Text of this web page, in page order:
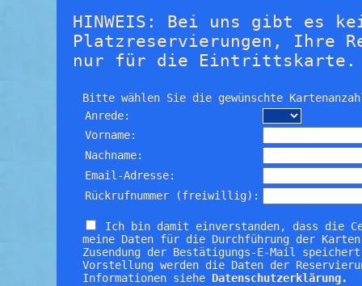
HINWEIS: Bei uns gibt es
Platzreservierungen, Ihre
nur für die Eintrittskarte.
Bitte wählen Sie die gewünschte
Anrede:
Vorname:
Nachname:
Email-Adresse:
Rückrufnummer (freiwillig):
Ich bin damit einverstanden, dass die
meine Daten für die Durchführung der
Zusendung der Bestätigungs-E-Mail
Vorstellung werden die Daten der
Informationen siehe Datenschutzerklärung.